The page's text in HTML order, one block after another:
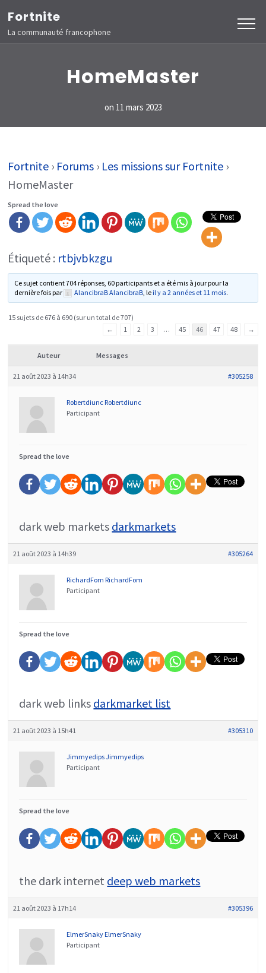
Aller
au
contenu
Fortnite
La communauté francophone
HomeMaster
on 11 mars 2023
Fortnite › Forums › Les missions sur Fortnite ›
HomeMaster
Spread the love
Étiqueté : rtbjvbkzgu
Ce sujet contient 704 réponses, 60 participants et a été mis à jour pour la
dernière fois par
AlancibraB AlancibraB, le il y a 2 années et 11 mois.
15 sujets de 676 à 690 (sur un total de 707)
←
1 2 3 … 45 46 47 48 →
Auteur Messages
21 août 2023 à 14h34 #305258
Robertdiunc Robertdiunc
Participant
Spread the love
dark web markets darkmarkets
21 août 2023 à 14h39 #305264
RichardFom RichardFom
Participant
Spread the love
dark web links darkmarket list
21 août 2023 à 15h41 #305310
Jimmyedips Jimmyedips
Participant
Spread the love
the dark internet deep web markets
21 août 2023 à 17h14 #305396
ElmerSnaky ElmerSnaky
Participant